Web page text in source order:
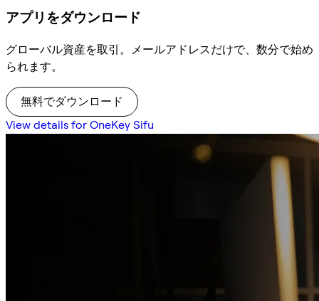
アプリをダウンロード
グローバル資産を取引。メールアドレスだけで、数分で始め
られます。
無料でダウンロード
View details for OneKey Sifu